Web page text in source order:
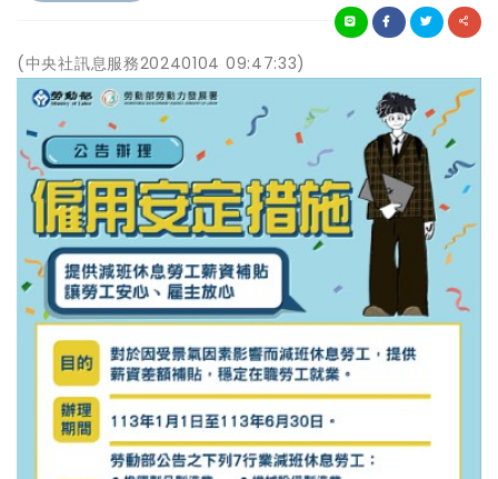
(中央社訊息服務20240104 09:47:33)